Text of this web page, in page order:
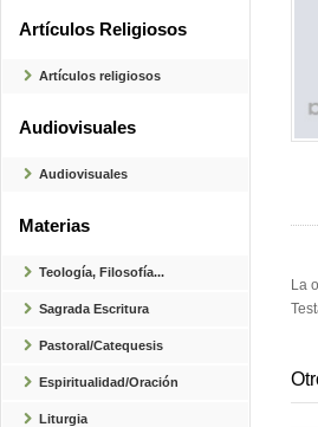
Artículos Religiosos
Artículos religiosos
Audiovisuales
Audiovisuales
Materias
Teología, Filosofía...
Sagrada Escritura
Pastoral/Catequesis
Espiritualidad/Oración
Liturgia
La